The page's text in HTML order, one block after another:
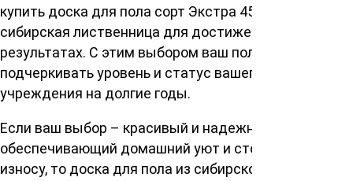
купить доска для пола сорт Экстра 45х135х3000мм,
сибирская лиственница для достижения наилучших
результатах. С этим выбором ваш пол будет
подчеркивать уровень и статус вашего дома или
учреждения на долгие годы.
Если ваш выбор – красивый и надежный пол,
обеспечивающий домашний уют и стойкость к
износу, то доска для пола из сибирской